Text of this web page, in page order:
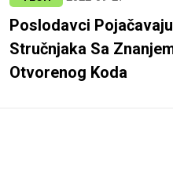
Poslodavci
Stručnjaka Sa
Otvorenog Koda